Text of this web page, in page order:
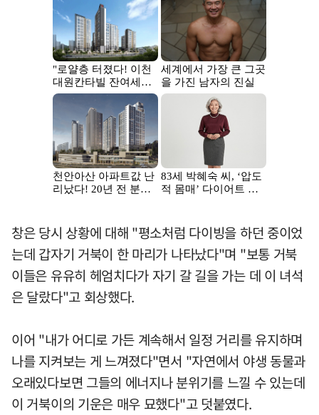
창은 당시 상황에 대해 "평소처럼 다이빙을 하던 중이었
는데 갑자기 거북이 한 마리가 나타났다"며 "보통 거북
이들은 유유히 헤엄치다가 자기 갈 길을 가는 데 이 녀석
은 달랐다"고 회상했다.
이어 "내가 어디로 가든 계속해서 일정 거리를 유지하며
나를 지켜보는 게 느껴졌다"면서 "자연에서 야생 동물과
오래있다보면 그들의 에너지나 분위기를 느낄 수 있는데
이 거북이의 기운은 매우 묘했다"고 덧붙였다.